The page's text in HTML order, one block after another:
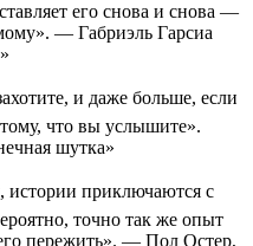
его снова и снова —
— Габриэль Гарсиа
и даже больше, если
что вы услышите».
шутка»
приключаются с
точно так же опыт
пережить». — Пол Остер,